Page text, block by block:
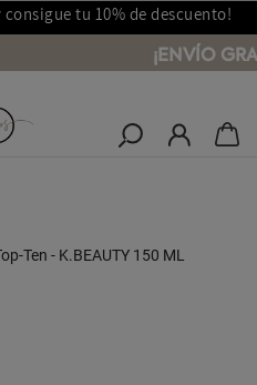
tu 10% de descuento!
¡ENVÍO
Lakmé
Ten - K.BEAUTY 150 ML